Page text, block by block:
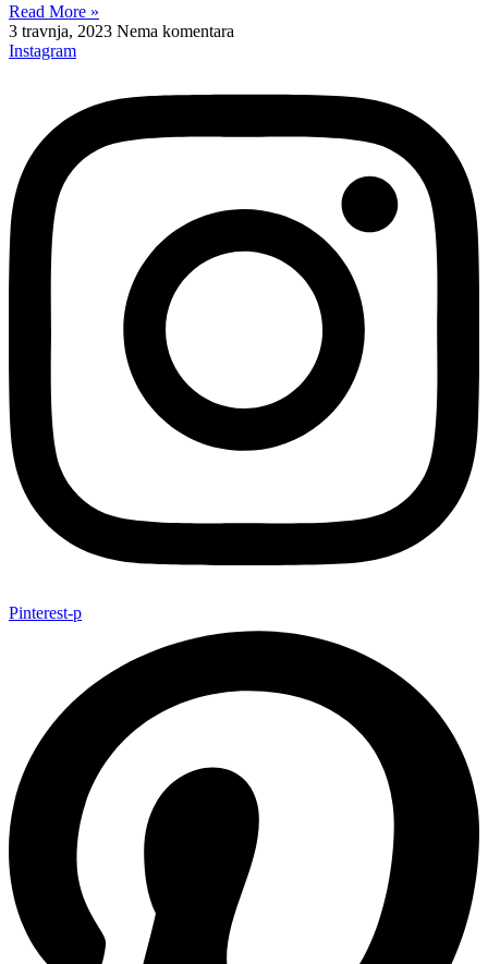
Read More »
3 travnja, 2023 Nema komentara
Instagram
Pinterest-p